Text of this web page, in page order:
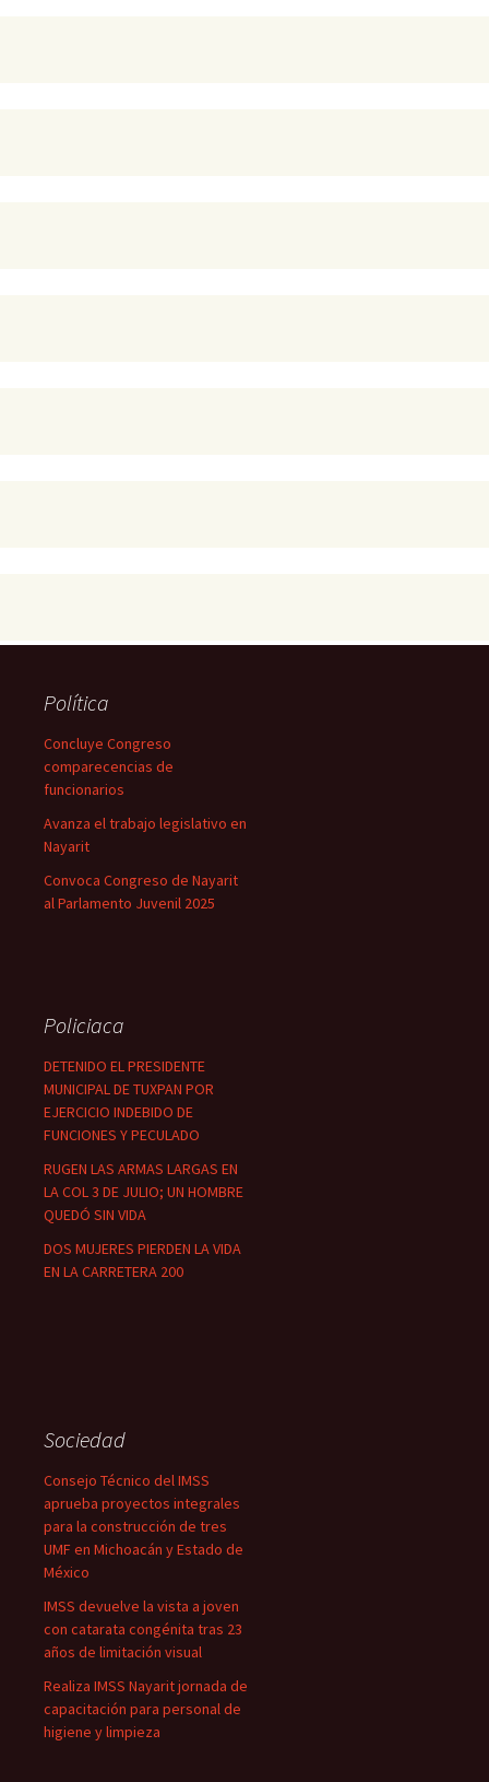
Política
Concluye Congreso
comparecencias de
funcionarios
Avanza el trabajo legislativo en
Nayarit
Convoca Congreso de Nayarit
al Parlamento Juvenil 2025
Policiaca
DETENIDO EL PRESIDENTE
MUNICIPAL DE TUXPAN POR
EJERCICIO INDEBIDO DE
FUNCIONES Y PECULADO
RUGEN LAS ARMAS LARGAS EN
LA COL 3 DE JULIO; UN HOMBRE
QUEDÓ SIN VIDA
DOS MUJERES PIERDEN LA VIDA
EN LA CARRETERA 200
Sociedad
Consejo Técnico del IMSS
aprueba proyectos integrales
para la construcción de tres
UMF en Michoacán y Estado de
México
IMSS devuelve la vista a joven
con catarata congénita tras 23
años de limitación visual
Realiza IMSS Nayarit jornada de
capacitación para personal de
higiene y limpieza